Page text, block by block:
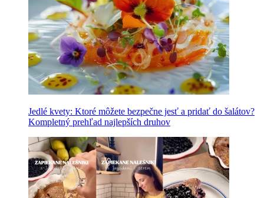
Jedlé kvety: Ktoré môžete bezpečne jesť a pridať do šalátov?
Kompletný prehľad najlepších druhov